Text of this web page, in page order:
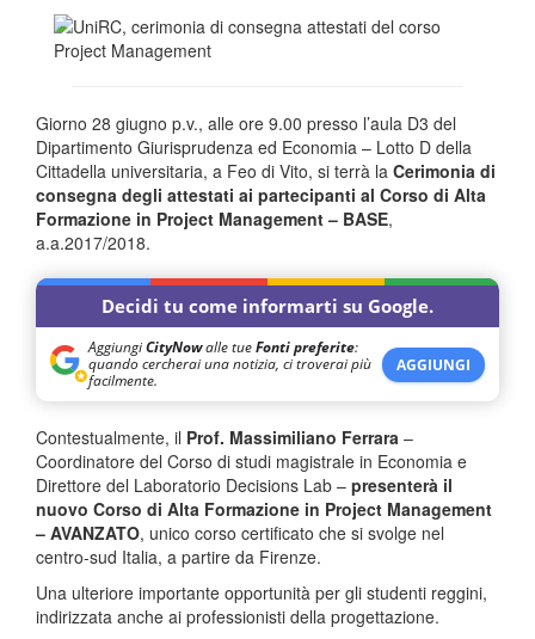
Giorno 28 giugno p.v., alle ore 9.00 presso l’aula D3 del
Dipartimento Giurisprudenza ed Economia – Lotto D della
Cittadella universitaria, a Feo di Vito, si terrà la Cerimonia di
consegna degli attestati ai partecipanti al Corso di Alta
Formazione in Project Management – BASE,
a.a.2017/2018.
Decidi tu come informarti su Google.
AggiungiCityNowalle tueFonti preferite:
quando cercherai una notizia, ci troverai più
facilmente.
AGGIUNGI
Contestualmente, il Prof. Massimiliano Ferrara –
Coordinatore del Corso di studi magistrale in Economia e
Direttore del Laboratorio Decisions Lab – presenterà il
nuovo Corso di Alta Formazione in Project Management
– AVANZATO, unico corso certificato che si svolge nel
centro-sud Italia, a partire da Firenze.
Una ulteriore importante opportunità per gli studenti reggini,
indirizzata anche ai professionisti della progettazione.